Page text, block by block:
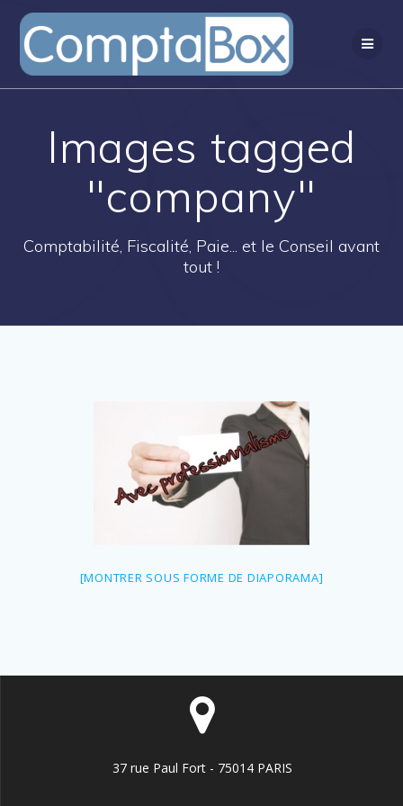
Passer
au
contenu
Images tagged
"company"
Comptabilité, Fiscalité, Paie... et le Conseil avant
tout !
[MONTRER SOUS FORME DE DIAPORAMA]
37 rue Paul Fort - 75014 PARIS